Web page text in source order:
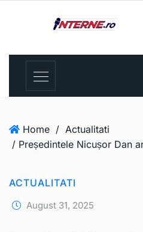
Home / Actualitati
ACTUALITATI
August 31, 2025